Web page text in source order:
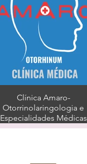
Clínica Amaro-
Otorrinolaringologia e
Especialidades Médicas